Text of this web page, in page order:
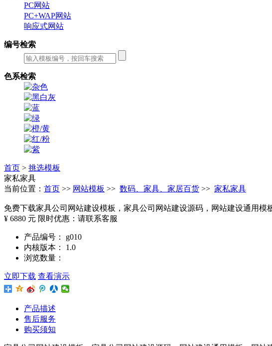
PC网站
PC+WAP网站
响应式网站
编号检索
色系检索
首页 > 挑选模板
家私家具
当前位置： 首页 >> 网站模板 >> 数码、家具、家居百货 >> 家私家具
免费下载家具公司网站建设模板，家具公司网站建设源码，网站建设通用模
¥ 6880 元 限时优惠：请联系客服
产品编号： g010
内核版本： 1.0
浏览数量：
立即下载 查看演示
产品描述
售后服务
购买须知